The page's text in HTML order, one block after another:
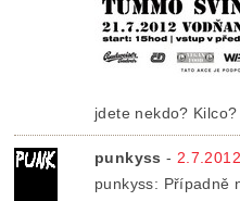
jdete nekdo? Kilco?
punkyss -
punkyss: Případně